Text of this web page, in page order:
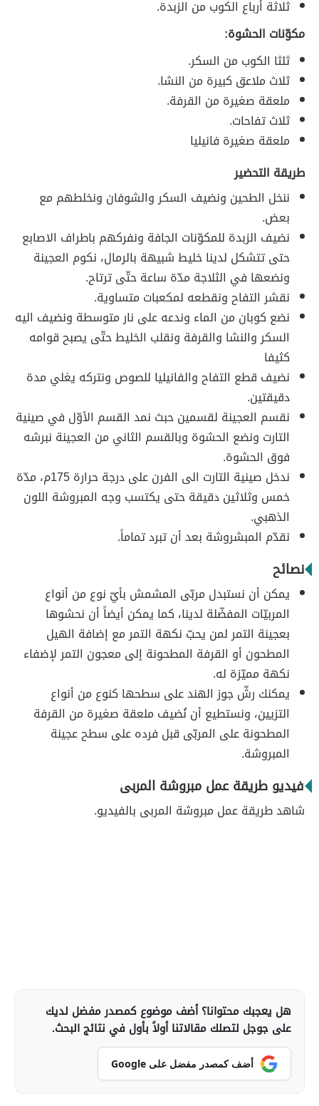
ثلاثة أرباع الكوب من الزبدة.
مكوّنات الحشوة:
ثلثا الكوب من السكر.
ثلاث ملاعق كبيرة من النشا.
ملعقة صغيرة من القرفة.
ثلاث تفاحات.
ملعقة صغيرة فانيليا
طريقة التحضير
ننخل الطحين ونضيف السكر والشوفان ونخلطهم مع
بعض.
نضيف الزبدة للمكوّنات الجافة ونفركهم باطراف الاصابع
حتى تتشكل لدينا خليط شبيهة بالرمال، نكوم العجينة
ونضعها في الثلاجة مدّة ساعة حتّى ترتاح.
نقشر التفاح ونقطعه لمكعبات متساوية.
نضع كوبان من الماء وندعه على نار متوسطة ونضيف اليه
السكر والنشا والقرفة ونقلب الخليط حتّى يصبح قوامه
كثيفا
نضيف قطع التفاح والفانيليا للصوص ونتركه يغلي مدة
دقيقتين.
نقسم العجينة لقسمين حبث نمد القسم الأوّل في صينية
التارت ونضع الحشوة وبالقسم الثاني من العجينة نبرشه
فوق الحشوة.
ندخل صينية التارت الى الفرن على درجة حرارة 175م، مدّة
خمس وثلاثين دقيقة حتى يكتسب وجه المبروشة اللون
الذهبي.
نقدّم المبشروشة بعد أن تبرد تماماً.
نصائح
يمكن أن نستبدل مربّى المشمش بأيّ نوع من أنواع
المربيّات المفضّلة لدينا، كما يمكن أيضاً أن نحشوها
بعجينة التمر لمن يحبّ نكهة التمر مع إضافة الهيل
المطحون أو القرفة المطحونة إلى معجون التمر لإضفاء
نكهة مميّزة له.
يمكنك رشّ جوز الهند على سطحها كنوع من أنواع
التزيين، ونستطيع أن نُضيف ملعقة صغيرة من القرفة
المطحونة على المربّى قبل فرده على سطح عجينة
المبروشة.
فيديو طريقة عمل مبروشة المربى
شاهد طريقة عمل مبروشة المربى بالفيديو.
هل يعجبك محتوانا؟ أضف موضوع كمصدر مفضل لديك
على جوجل لتصلك مقالاتنا أولاً بأول في نتائج البحث.
أضف كمصدر مفضل على Google